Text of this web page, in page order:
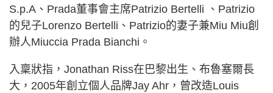
S.p.A、Prada董事會主席Patrizio Bertelli 、Patrizio
的兒子Lorenzo Bertelli、Patrizio的妻子兼Miu Miu創
辦人Miuccia Prada Bianchi。
入稟狀指，Jonathan Riss在巴黎出生、布魯塞爾長
大，2005年創立個人品牌Jay Ahr，曾改造Louis